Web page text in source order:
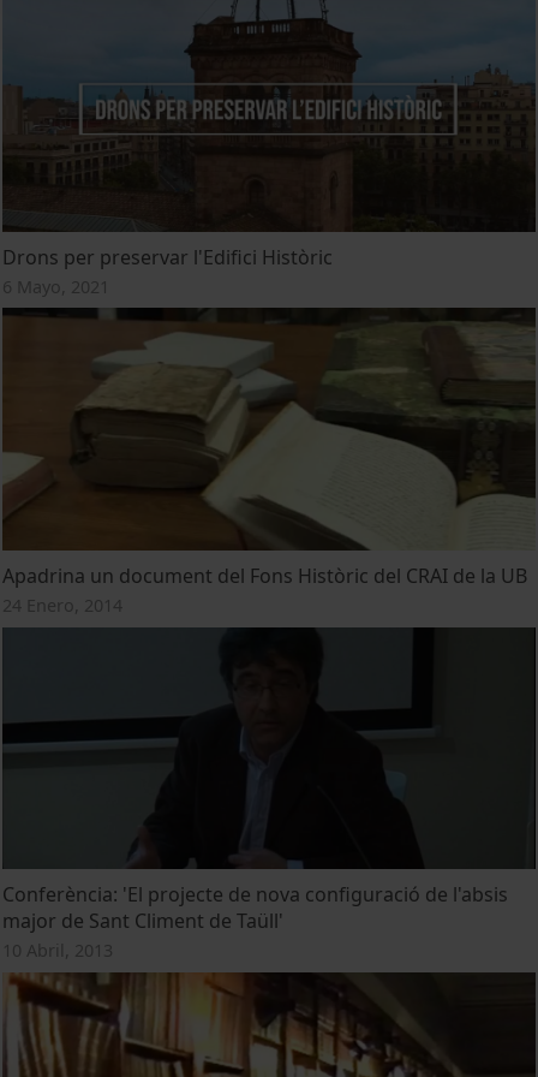
Drons per preservar l'Edifici Històric
6 Mayo, 2021
Apadrina un document del Fons Històric del CRAI de la UB
24 Enero, 2014
Conferència: 'El projecte de nova configuració de l'absis
major de Sant Climent de Taüll'
10 Abril, 2013